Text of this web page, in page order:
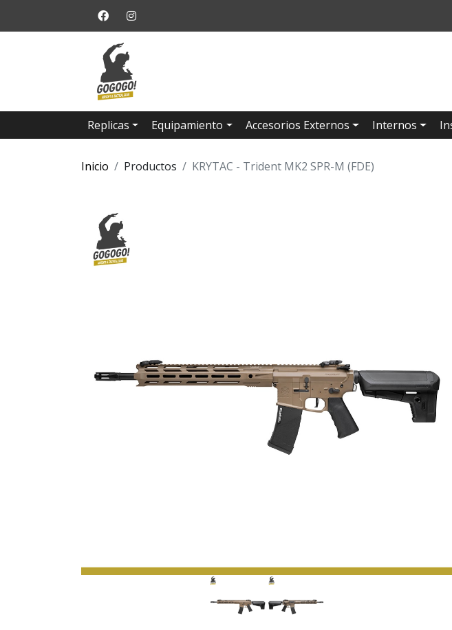
Replicas Equipamiento Accesorios Externos Internos
Inicio Productos KRYTAC - Trident MK2 SPR-M (FDE)